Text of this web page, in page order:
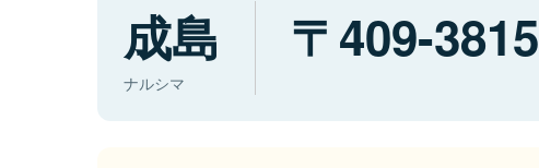
成島
ナルシマ
409-3815